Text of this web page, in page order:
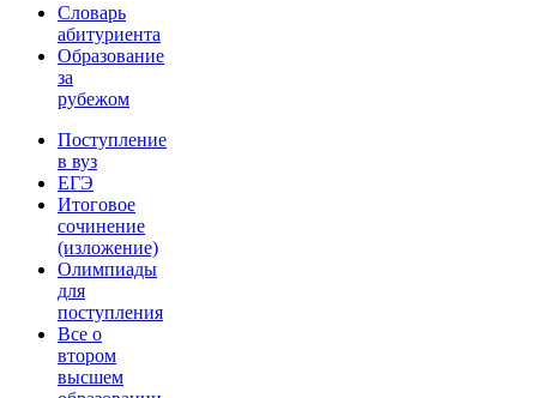
Словарь
абитуриента
Образование
за
рубежом
Поступление
в вуз
ЕГЭ
Итоговое
сочинение
(изложение)
Олимпиады
для
поступления
Все о
втором
высшем